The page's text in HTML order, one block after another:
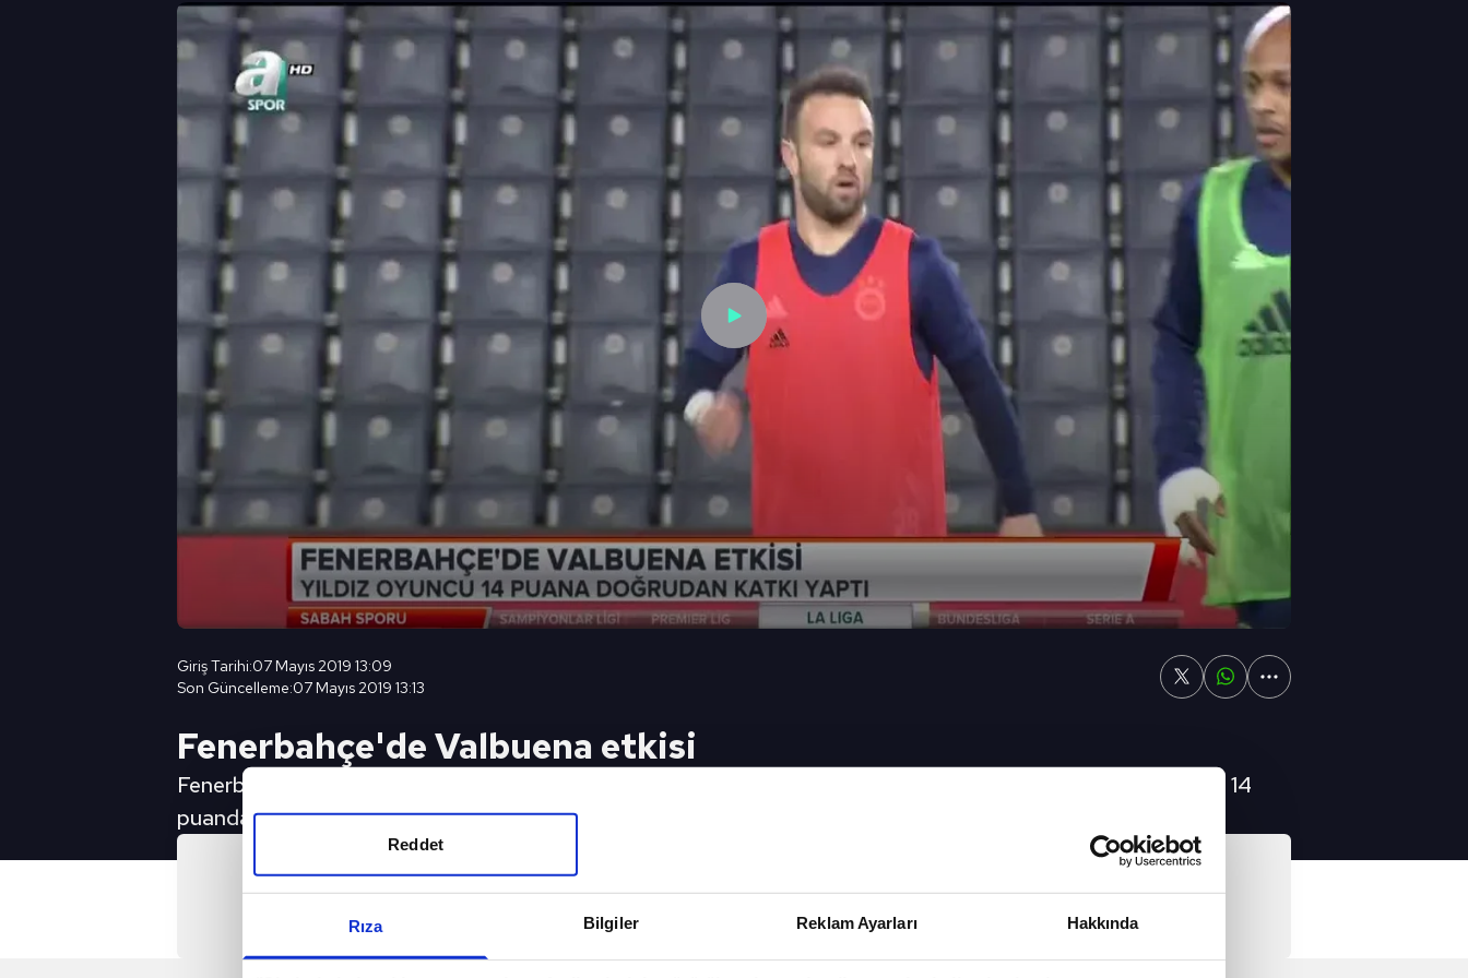
Rıza Bilgiler Reklam Ayarları Hakkında
Reddet
Giriş Tarihi:07 Mayıs 2019 13:09
Son Güncelleme:07 Mayıs 2019 13:13
Fenerbahçe'de Valbuena etkisi
Fenerbahçe'de son haftaların formda ismi Mathieu ​Valbuena, skor katkısıyla sarı lacivertli takımın kazandığı 14
puanda büyük pay sahibi oldu.